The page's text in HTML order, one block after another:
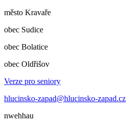
město Kravaře
obec Sudice
obec Bolatice
obec Oldřišov
Verze pro seniory
hlucinsko-zapad@hlucinsko-zapad.cz
nwehhau